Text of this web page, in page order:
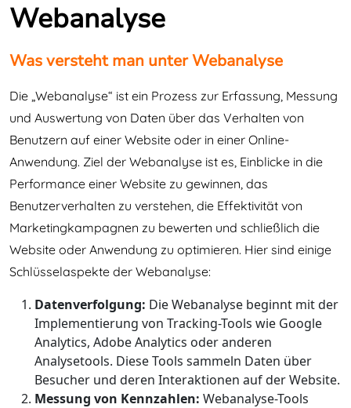
Webanalyse
Was versteht man unter Webanalyse
Die „Webanalyse“ ist ein Prozess zur Erfassung, Messung
und Auswertung von Daten über das Verhalten von
Benutzern auf einer Website oder in einer Online-
Anwendung. Ziel der Webanalyse ist es, Einblicke in die
Performance einer Website zu gewinnen, das
Benutzerverhalten zu verstehen, die Effektivität von
Marketingkampagnen zu bewerten und schließlich die
Website oder Anwendung zu optimieren. Hier sind einige
Schlüsselaspekte der Webanalyse:
Datenverfolgung: Die Webanalyse beginnt mit der
Implementierung von Tracking-Tools wie Google
Analytics, Adobe Analytics oder anderen
Analysetools. Diese Tools sammeln Daten über
Besucher und deren Interaktionen auf der Website.
Messung von Kennzahlen: Webanalyse-Tools